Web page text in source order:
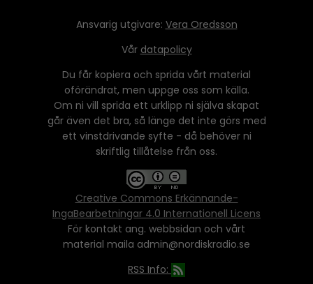
Ansvarig utgivare: Vera Oredsson
Vår datapolicy
Du får kopiera och sprida vårt material
oförändrat, men uppge oss som källa.
Om ni vill sprida ett urklipp ni själva skapat
går även det bra, så länge det inte görs med
ett vinstdrivande syfte - då behöver ni
skriftlig tillåtelse från oss.
Creative Commons Erkännande-
IngaBearbetningar 4.0 Internationell Licens
För kontakt ang. webbsidan och vårt
material maila admin@nordiskradio.se
RSS Info: